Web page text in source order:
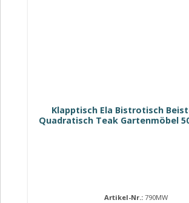
Klapptisch Ela Bistrotisch
Quadratisch Teak Gartenmöbel
Artikel-Nr.: 790MW